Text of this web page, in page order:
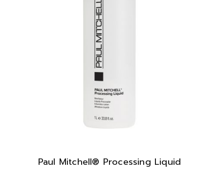
Paul Mitchell® Processing Liquid